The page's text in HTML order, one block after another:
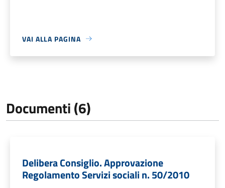
VAI ALLA PAGINA
Documenti (6)
Delibera Consiglio. Approvazione
Regolamento Servizi sociali n. 50/2010